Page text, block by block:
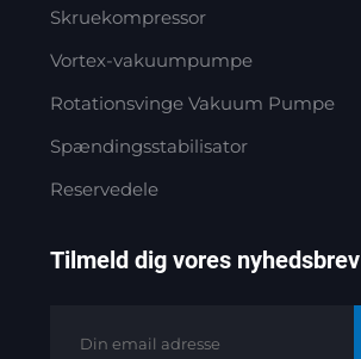
Skruekompressor
Vortex-vakuumpumpe
Rotationsvinge Vakuum Pumpe
Spændingsstabilisator
Reservedele
Tilmeld dig vores nyhedsbrev